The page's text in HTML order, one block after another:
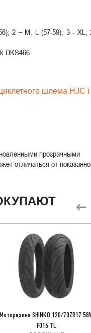
2 – M, L (57-59); 3 - XL,
DKS466
шлема HJC
прозрачными
отличаться от
Моторезина SHINKO 120/70ZR17
F016 TL